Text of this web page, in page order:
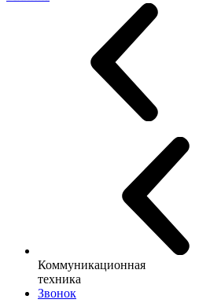
Коммуникационная
техника
Звонок